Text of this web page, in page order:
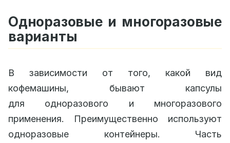
Одноразовые и многоразовые
варианты
В зависимости от того, какой вид
кофемашины, бывают капсулы
для одноразового и многоразового
применения. Преимущественно используют
одноразовые контейнеры. Часть